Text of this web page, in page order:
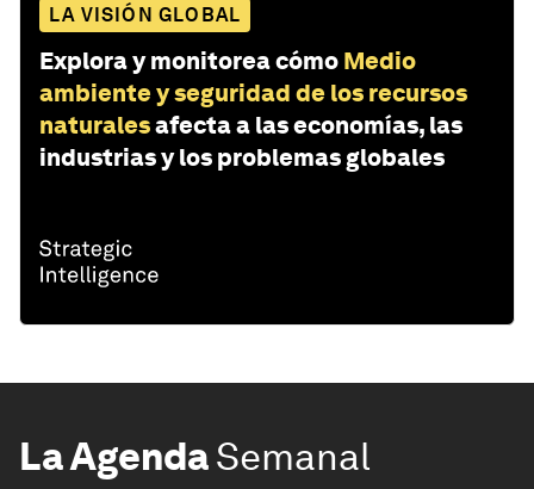
LA VISIÓN GLOBAL
Explora y monitorea cómo Medio
ambiente y seguridad de los recursos
naturalesafecta a las economías, las
industrias y los problemas globales
La AgendaSemanal